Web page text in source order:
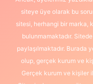
siteye üye olarak bu
sitesi, herhangi bir marka,
bulunmamaktadır.
paylaşılmaktadır. Burada
olup, gerçek kurum ve
Gerçek kurum ve kişiler